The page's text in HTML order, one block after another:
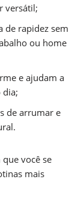
versátil;
de rapidez sem
ou home
e ajudam a
dia;
de arrumar e
você se
mais